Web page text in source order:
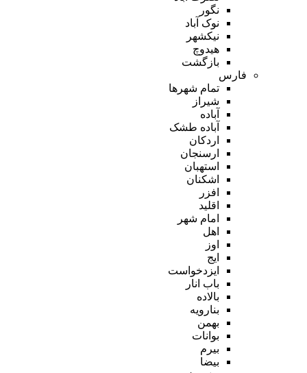
نگور
نوک آباد
نیکشهر
هیدوچ
بازگشت
فارس
تمام شهر‌ها
شیراز
آباده
آباده طشک
اردکان
ارسنجان
استهبان
اشکنان
افزر
اقلید
امام شهر
اهل
اوز
ایج
ایزدخواست
باب انار
بالاده
بنارویه
بهمن
بوانات
بیرم
بیضا